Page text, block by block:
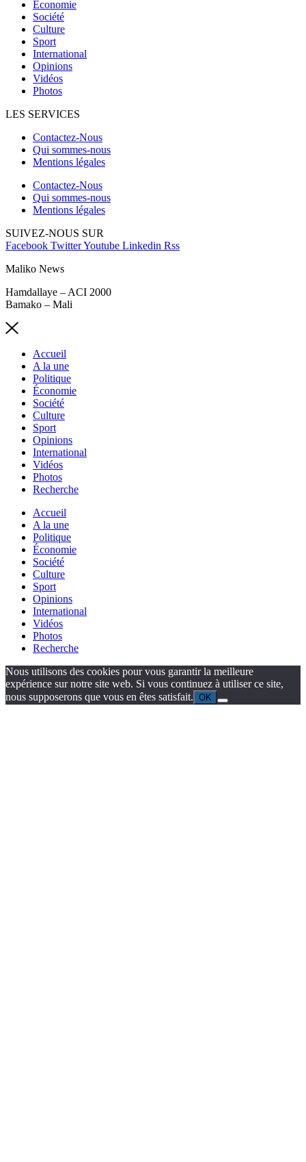
Economie
Société
Culture
Sport
International
Opinions
Vidéos
Photos
LES SERVICES
Contactez-Nous
Qui sommes-nous
Mentions légales
Contactez-Nous
Qui sommes-nous
Mentions légales
SUIVEZ-NOUS SUR
Facebook TwitterYoutube Linkedin Rss
Maliko News
Hamdallaye – ACI 2000
Bamako – Mali
Accueil
A la une
Politique
Économie
Société
Culture
Sport
Opinions
International
Vidéos
Photos
Recherche
Accueil
A la une
Politique
Économie
Société
Culture
Sport
Opinions
International
Vidéos
Photos
Recherche
Nous utilisons des cookies pour vous garantir la meilleure
expérience sur notre site web. Si vous continuez à utiliser ce site,
nous supposerons que vous en êtes satisfait. OK